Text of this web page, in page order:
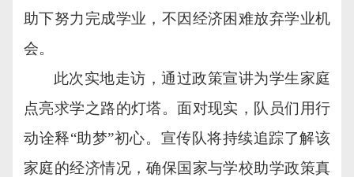
助下努力完成学业，不因经济困难放弃学业机
会。
此次实地走访，通过政策宣讲为学生家庭
点亮求学之路的灯塔。面对现实，队员们用行
动诠释“助梦”初心。宣传队将持续追踪了解该
家庭的经济情况，确保国家与学校助学政策真